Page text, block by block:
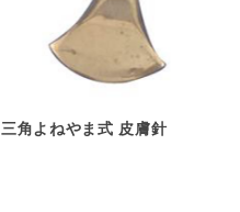
三角よねやま式 皮膚針